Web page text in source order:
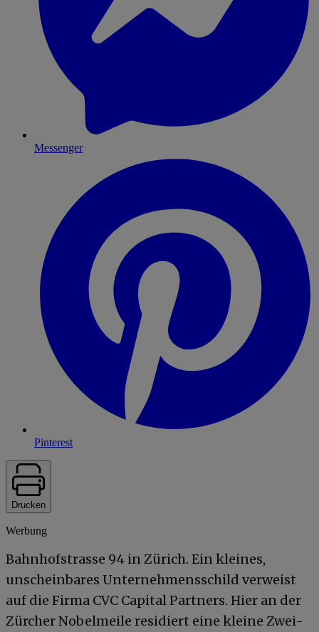
Messenger
Pinterest
Drucken
Werbung
Bahnhofstrasse 94 in Zürich. Ein kleines,
unscheinbares Unternehmensschild verweist
auf die Firma CVC Capital Partners. Hier an der
Zürcher Nobelmeile residiert eine kleine Zwei-